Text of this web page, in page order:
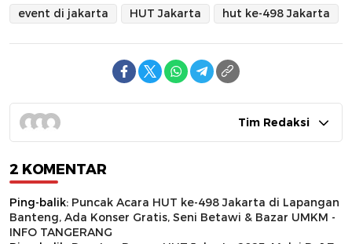
event di jakarta HUT Jakarta hut ke-498 Jakarta
Tim Redaksi
2 KOMENTAR
Ping-balik: Puncak Acara HUT ke-498 Jakarta di Lapangan
Banteng, Ada Konser Gratis, Seni Betawi & Bazar UMKM -
INFO TANGERANG